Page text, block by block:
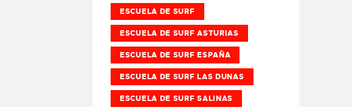
ESCUELA DE SURF
ESCUELA DE SURF ASTURIAS
ESCUELA DE SURF ESPAÑA
ESCUELA DE SURF LAS DUNAS
ESCUELA DE SURF SALINAS